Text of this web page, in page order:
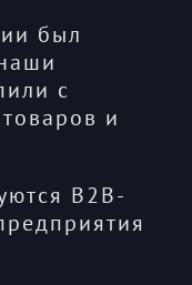
был
с
и
B2B-